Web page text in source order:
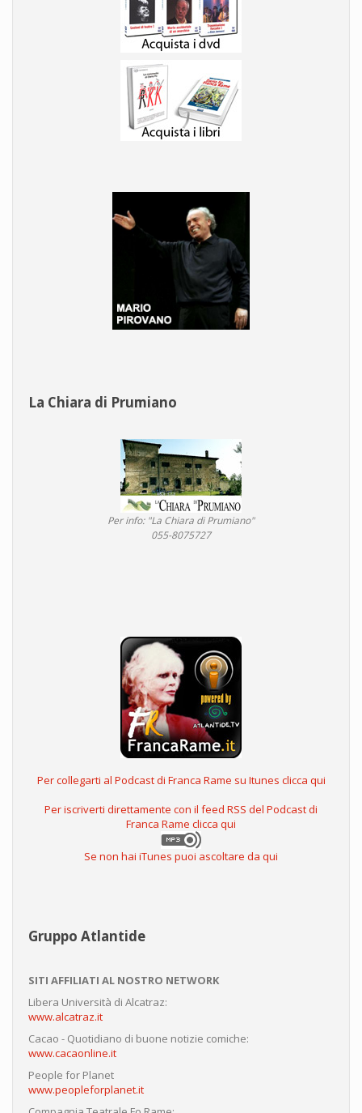
La Chiara di Prumiano
Per info: "La Chiara di Prumiano"
055-8075727
Per collegarti al Podcast di Franca Rame su Itunes clicca qui
Per iscriverti direttamente con il feed RSS del Podcast di
Franca Rame clicca qui
Se non hai iTunes puoi ascoltare da qui
Gruppo Atlantide
SITI AFFILIATI AL NOSTRO NETWORK
Libera Università di Alcatraz:
www.alcatraz.it
Cacao - Quotidiano di buone notizie comiche:
www.cacaonline.it
People for Planet
www.peopleforplanet.it